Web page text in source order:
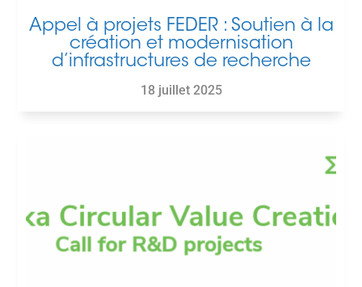
Appel à projets FEDER : Soutien à la
création et modernisation
d’infrastructures de recherche
18 juillet 2025